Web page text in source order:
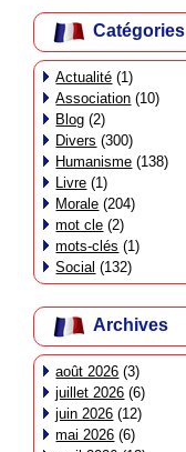
Catégories
Actualité (1)
Association (10)
Blog (2)
Divers (300)
Humanisme (138)
Livre (1)
Morale (204)
mot cle (2)
mots-clés (1)
Social (132)
Archives
août 2026 (3)
juillet 2026 (6)
juin 2026 (12)
mai 2026 (6)